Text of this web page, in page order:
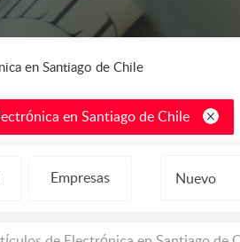
en Santiago de Chile
en Santiago de Chile
Empresas Nuevo